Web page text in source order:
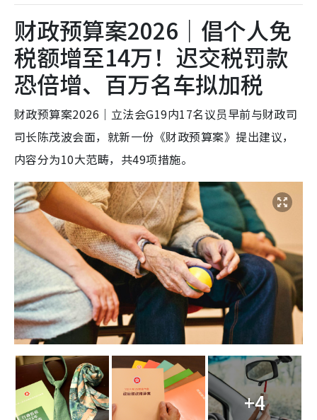
财政预算案2026｜倡个人免
税额增至14万！迟交税罚款
恐倍增、百万名车拟加税
财政预算案2026｜立法会G19内17名议员早前与财政司
司长陈茂波会面，就新一份《财政预算案》提出建议，
内容分为10大范畴，共49项措施。
+4